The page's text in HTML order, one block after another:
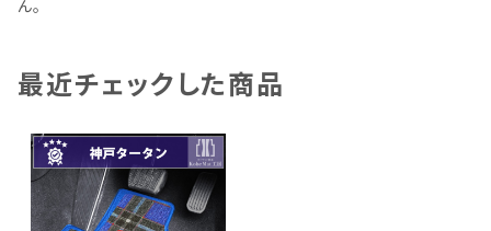
ん。
最近チェックした商品